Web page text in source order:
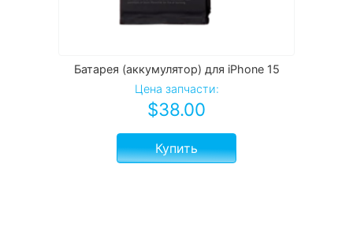
Батарея (аккумулятор) для iPhone 15
Цена запчасти:
$38.00
Купить